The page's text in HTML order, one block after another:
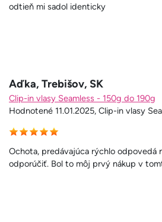
odtieň mi sadol identicky
Aďka, Trebišov, SK
Clip-in vlasy Seamless - 150g do 190g
Hodnotené 11.01.2025, Clip-in vlasy
Ochota, predávajúca rýchlo odpovedá
odporúčiť. Bol to môj prvý nákup v